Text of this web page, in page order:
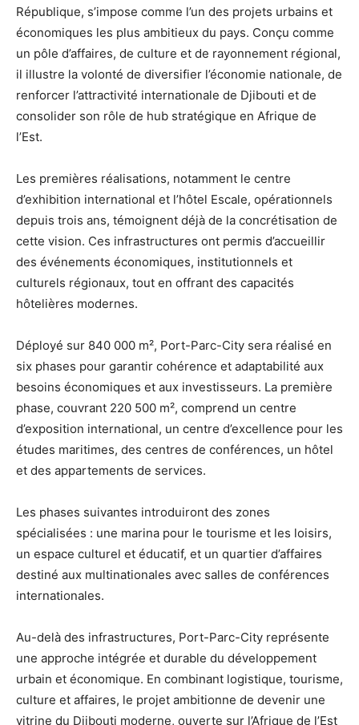
République, s’impose comme l’un des projets urbains et
économiques les plus ambitieux du pays. Conçu comme
un pôle d’affaires, de culture et de rayonnement régional,
il illustre la volonté de diversifier l’économie nationale, de
renforcer l’attractivité internationale de Djibouti et de
consolider son rôle de hub stratégique en Afrique de
l’Est.
Les premières réalisations, notamment le centre
d’exhibition international et l’hôtel Escale, opérationnels
depuis trois ans, témoignent déjà de la concrétisation de
cette vision. Ces infrastructures ont permis d’accueillir
des événements économiques, institutionnels et
culturels régionaux, tout en offrant des capacités
hôtelières modernes.
Déployé sur 840 000 m², Port-Parc-City sera réalisé en
six phases pour garantir cohérence et adaptabilité aux
besoins économiques et aux investisseurs. La première
phase, couvrant 220 500 m², comprend un centre
d’exposition international, un centre d’excellence pour les
études maritimes, des centres de conférences, un hôtel
et des appartements de services.
Les phases suivantes introduiront des zones
spécialisées : une marina pour le tourisme et les loisirs,
un espace culturel et éducatif, et un quartier d’affaires
destiné aux multinationales avec salles de conférences
internationales.
Au-delà des infrastructures, Port-Parc-City représente
une approche intégrée et durable du développement
urbain et économique. En combinant logistique, tourisme,
culture et affaires, le projet ambitionne de devenir une
vitrine du Djibouti moderne, ouverte sur l’Afrique de l’Est